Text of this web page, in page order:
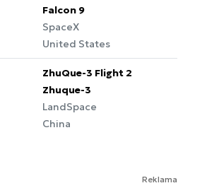
Falcon 9
SpaceX
United States
ZhuQue-3 Flight 2
Zhuque-3
LandSpace
China
Reklama